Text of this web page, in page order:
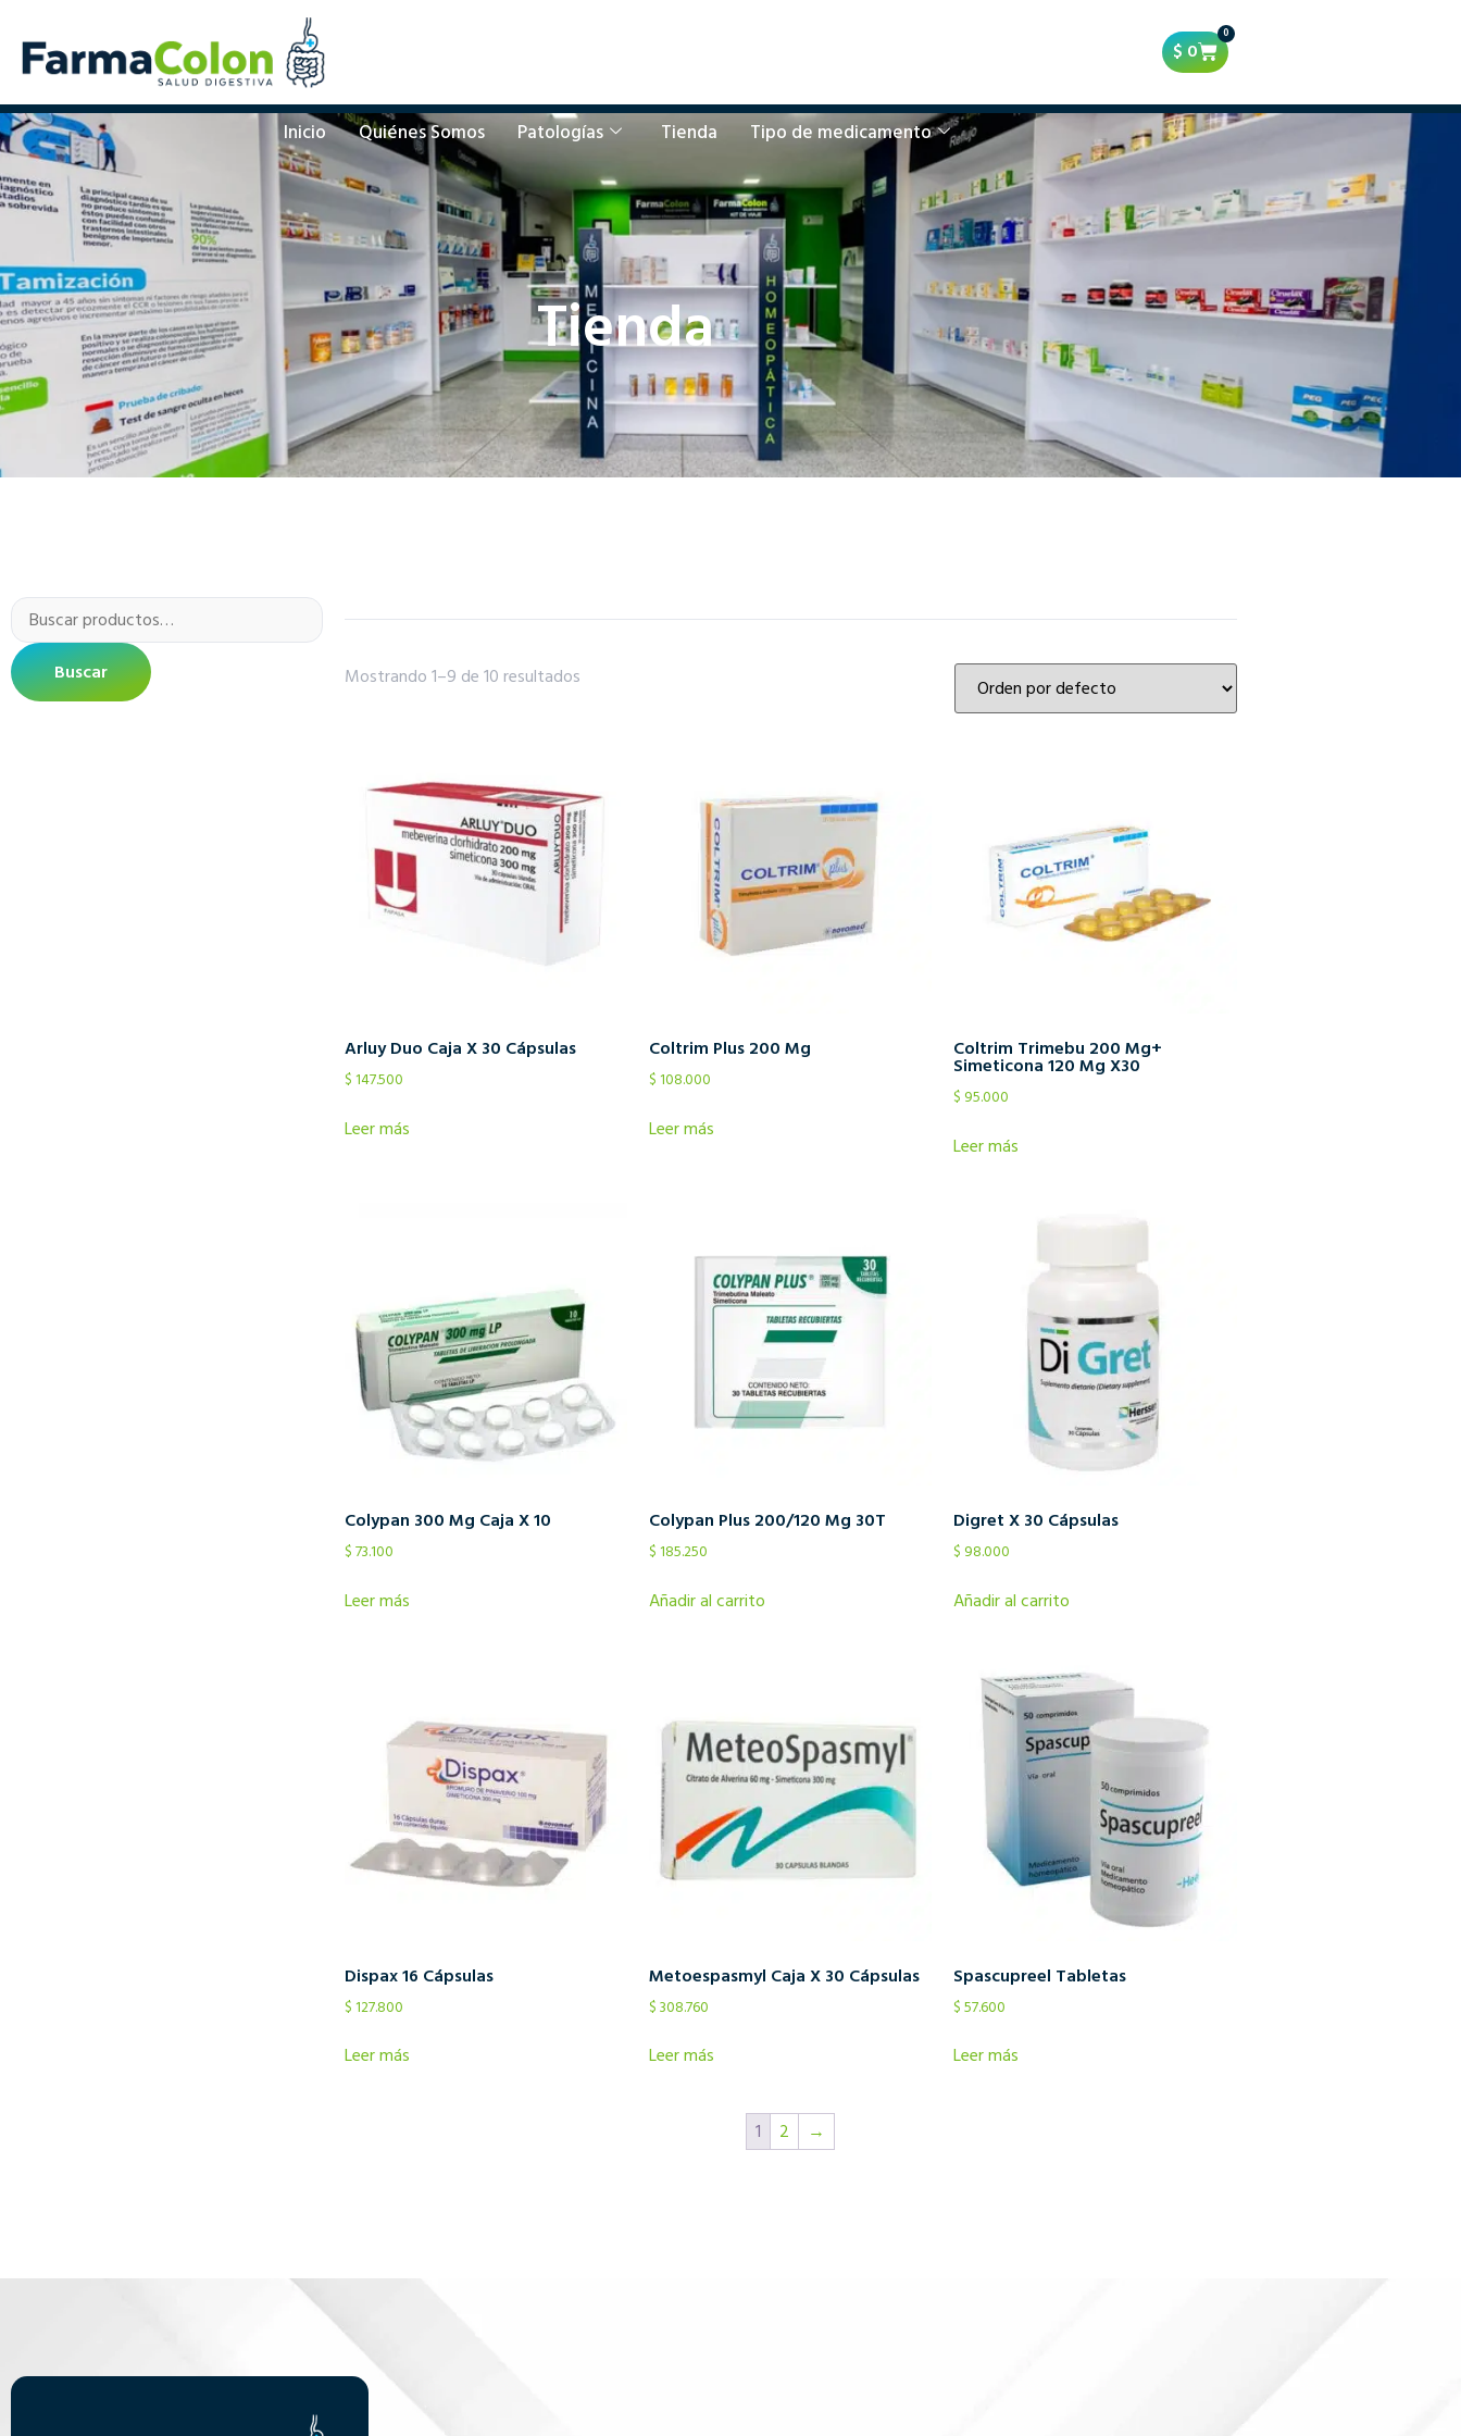
$0
0
Inicio Quiénes Somos Patologías Tienda Tipo de medicamento
Tienda
Buscar Mostrando 1–9 de 10 resultados
Arluy Duo Caja X 30 Cápsulas
$147.500
Leer más
Coltrim Plus 200 Mg
$108.000
Leer más
Coltrim Trimebu 200 Mg+
Simeticona 120 Mg X30
$ 95.000
Leer más
Colypan 300 Mg Caja X 10
$73.100
Leer más
Colypan Plus 200/120 Mg 30T
$185.250
Añadir al carrito
Digret X 30 Cápsulas
$ 98.000
Añadir al carrito
Dispax 16 Cápsulas
$127.800
Leer más
Metoespasmyl Caja X 30 Cápsulas
$308.760
Leer más
Spascupreel Tabletas
$57.600
Leer más
1 2 →